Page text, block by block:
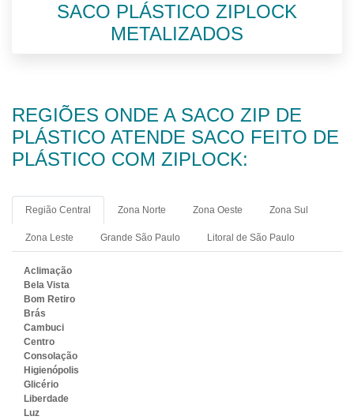
SACO PLÁSTICO ZIPLOCK
METALIZADOS
REGIÕES ONDE A SACO ZIP DE
PLÁSTICO ATENDE SACO FEITO DE
PLÁSTICO COM ZIPLOCK:
Região Central Zona Norte Zona Oeste Zona Sul
Zona Leste Grande São Paulo Litoral de São Paulo
Aclimação
Bela Vista
Bom Retiro
Brás
Cambuci
Centro
Consolação
Higienópolis
Glicério
Liberdade
Luz